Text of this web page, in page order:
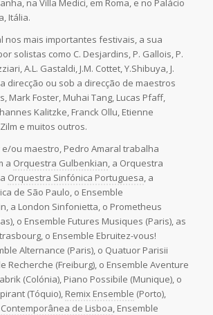
na Villa Medici, em Roma, e no Palácio
Itália.
nos mais importantes festivais, a sua
solistas como C. Desjardins, P. Gallois, P.
A.L. Gastaldi, J.M. Cottet, Y.Shibuya, J.
direcção ou sob a direcção de maestros
Mark Foster, Muhai Tang, Lucas Pfaff,
Kalitzke, Franck Ollu, Etienne
e muitos outros.
e/ou maestro, Pedro Amaral trabalha
a Orquestra Gulbenkian, a Orquestra
Orquestra Sinfónica Portuguesa, a
de São Paulo, o Ensemble
a London Sinfonietta, o Prometheus
o Ensemble Futures Musiques (Paris), as
o Ensemble Ebruitez-vous!
Alternance (Paris), o Quatuor Parisii
Recherche (Freiburg), o Ensemble Aventure
(Colónia), Piano Possibile (Munique), o
(Tóquio), Remix Ensemble (Porto),
de Lisboa, Ensemble